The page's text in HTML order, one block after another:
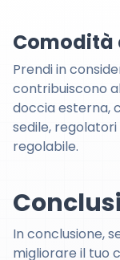
Comodità
Prendi in
contribuiscono
doccia esterna,
sedile,
regolabile.
In conclusione,
migliorare il tuo